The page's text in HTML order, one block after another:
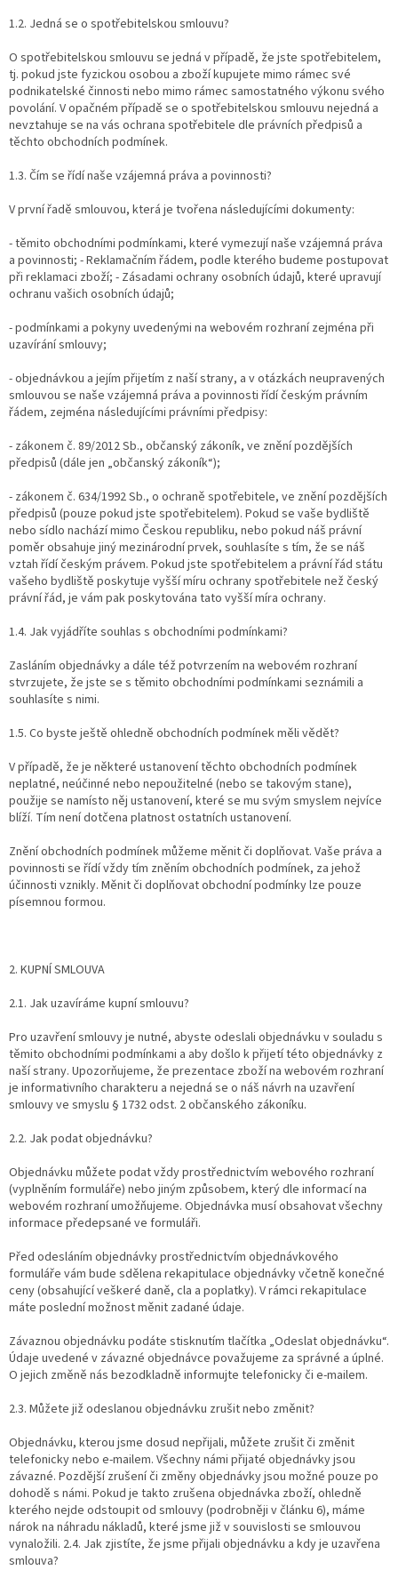
1.2. Jedná se o spotřebitelskou smlouvu?
O spotřebitelskou smlouvu se jedná v případě, že jste spotřebitelem,
tj. pokud jste fyzickou osobou a zboží kupujete mimo rámec své
podnikatelské činnosti nebo mimo rámec samostatného výkonu svého
povolání. V opačném případě se o spotřebitelskou smlouvu nejedná a
nevztahuje se na vás ochrana spotřebitele dle právních předpisů a
těchto obchodních podmínek.
1.3. Čím se řídí naše vzájemná práva a povinnosti?
V první řadě smlouvou, která je tvořena následujícími dokumenty:
- těmito obchodními podmínkami, které vymezují naše vzájemná práva
a povinnosti; - Reklamačním řádem, podle kterého budeme postupovat
při reklamaci zboží; - Zásadami ochrany osobních údajů, které upravují
ochranu vašich osobních údajů;
- podmínkami a pokyny uvedenými na webovém rozhraní zejména při
uzavírání smlouvy;
- objednávkou a jejím přijetím z naší strany, a v otázkách neupravených
smlouvou se naše vzájemná práva a povinnosti řídí českým právním
řádem, zejména následujícími právními předpisy:
- zákonem č. 89/2012 Sb., občanský zákoník, ve znění pozdějších
předpisů (dále jen „občanský zákoník“);
- zákonem č. 634/1992 Sb., o ochraně spotřebitele, ve znění pozdějších
předpisů (pouze pokud jste spotřebitelem). Pokud se vaše bydliště
nebo sídlo nachází mimo Českou republiku, nebo pokud náš právní
poměr obsahuje jiný mezinárodní prvek, souhlasíte s tím, že se náš
vztah řídí českým právem. Pokud jste spotřebitelem a právní řád státu
vašeho bydliště poskytuje vyšší míru ochrany spotřebitele než český
právní řád, je vám pak poskytována tato vyšší míra ochrany.
1.4. Jak vyjádříte souhlas s obchodními podmínkami?
Zasláním objednávky a dále též potvrzením na webovém rozhraní
stvrzujete, že jste se s těmito obchodními podmínkami seznámili a
souhlasíte s nimi.
1.5. Co byste ještě ohledně obchodních podmínek měli vědět?
V případě, že je některé ustanovení těchto obchodních podmínek
neplatné, neúčinné nebo nepoužitelné (nebo se takovým stane),
použije se namísto něj ustanovení, které se mu svým smyslem nejvíce
blíží. Tím není dotčena platnost ostatních ustanovení.
Znění obchodních podmínek můžeme měnit či doplňovat. Vaše práva a
povinnosti se řídí vždy tím zněním obchodních podmínek, za jehož
účinnosti vznikly. Měnit či doplňovat obchodní podmínky lze pouze
písemnou formou.
2. KUPNÍ SMLOUVA
2.1. Jak uzavíráme kupní smlouvu?
Pro uzavření smlouvy je nutné, abyste odeslali objednávku v souladu s
těmito obchodními podmínkami a aby došlo k přijetí této objednávky z
naší strany. Upozorňujeme, že prezentace zboží na webovém rozhraní
je informativního charakteru a nejedná se o náš návrh na uzavření
smlouvy ve smyslu § 1732 odst. 2 občanského zákoníku.
2.2. Jak podat objednávku?
Objednávku můžete podat vždy prostřednictvím webového rozhraní
(vyplněním formuláře) nebo jiným způsobem, který dle informací na
webovém rozhraní umožňujeme. Objednávka musí obsahovat všechny
informace předepsané ve formuláři.
Před odesláním objednávky prostřednictvím objednávkového
formuláře vám bude sdělena rekapitulace objednávky včetně konečné
ceny (obsahující veškeré daně, cla a poplatky). V rámci rekapitulace
máte poslední možnost měnit zadané údaje.
Závaznou objednávku podáte stisknutím tlačítka „Odeslat objednávku“.
Údaje uvedené v závazné objednávce považujeme za správné a úplné.
O jejich změně nás bezodkladně informujte telefonicky či e-mailem.
2.3. Můžete již odeslanou objednávku zrušit nebo změnit?
Objednávku, kterou jsme dosud nepřijali, můžete zrušit či změnit
telefonicky nebo e-mailem. Všechny námi přijaté objednávky jsou
závazné. Pozdější zrušení či změny objednávky jsou možné pouze po
dohodě s námi. Pokud je takto zrušena objednávka zboží, ohledně
kterého nejde odstoupit od smlouvy (podrobněji v článku 6), máme
nárok na náhradu nákladů, které jsme již v souvislosti se smlouvou
vynaložili. 2.4. Jak zjistíte, že jsme přijali objednávku a kdy je uzavřena
smlouva?